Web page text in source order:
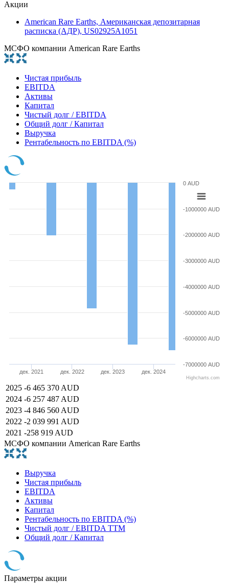
Акции
American Rare Earths, Американская депозитарная
расписка (АДР), US02925A1051
МСФО компании American Rare Earths
Чистая прибыль
EBITDA
Активы
Капитал
Чистый долг / EBITDA
Общий долг / Капитал
Выручка
Рентабельность по EBITDA (%)
дек. 2021 дек. 2022 дек. 2023 дек. 2024
-7000000 AUD
-6000000 AUD
-5000000 AUD
-4000000 AUD
-3000000 AUD
-2000000 AUD
-1000000 AUD
0 AUD
Highcharts.com
2025 -6 465 370 AUD
2024 -6 257 487 AUD
2023 -4 846 560 AUD
2022 -2 039 991 AUD
2021 -258 919 AUD
МСФО компании American Rare Earths
Выручка
Чистая прибыль
EBITDA
Активы
Капитал
Рентабельность по EBITDA (%)
Чистый долг / EBITDA TTM
Общий долг / Капитал
Параметры акции